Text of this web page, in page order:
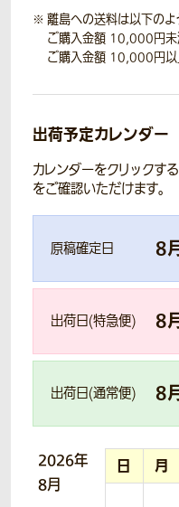
離島への送料は以下のよ
ご購入金額 10,000円未
ご購入金額 10,000円以
出荷予定カレンダー
カレンダーをクリックす
をご確認いただけます。
原稿確定日 8
出荷日(特急便) 8
出荷日(通常便) 8
2026年
8月
日 月